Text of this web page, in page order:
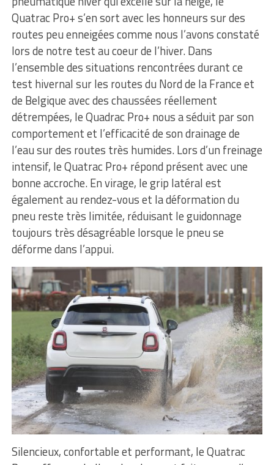
Quatrac Pro+ s’en sort avec les honneurs sur des
routes peu enneigées comme nous l’avons constaté
lors de notre test au coeur de l’hiver. Dans
l’ensemble des situations rencontrées durant ce
test hivernal sur les routes du Nord de la France et
de Belgique avec des chaussées réellement
détrempées, le Quadrac Pro+ nous a séduit par son
comportement et l’efficacité de son drainage de
l’eau sur des routes très humides. Lors d’un freinage
intensif, le Quatrac Pro+ répond présent avec une
bonne accroche. En virage, le grip latéral est
également au rendez-vous et la déformation du
pneu reste très limitée, réduisant le guidonnage
toujours très désagréable lorsque le pneu se
déforme dans l’appui.
Silencieux, confortable et performant, le Quatrac